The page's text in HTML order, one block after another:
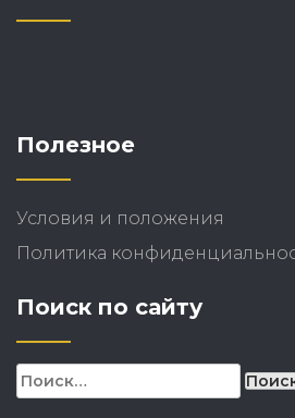
Полезное
Условия и положения
Политика
Поиск по сайту
Найти: